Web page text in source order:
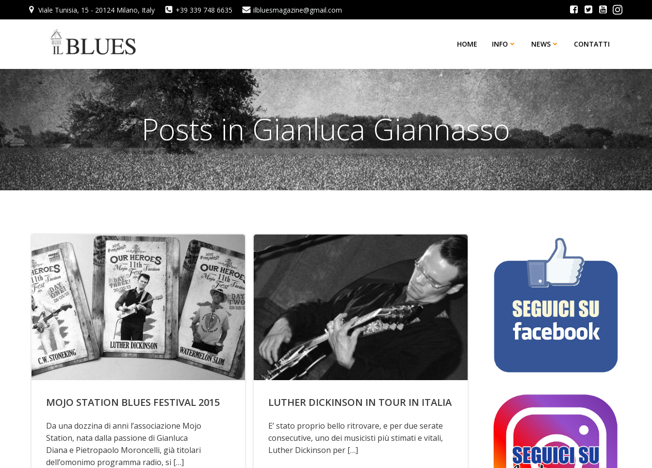
al
Viale Tunisia, 15 - 20124 Milano, Italy +39 339 748 6635 ilbluesmagazine@gmail.com
HOME INFO NEWS CONTATTI
Posts in Gianluca Giannasso
MOJO STATION BLUES FESTIVAL 2015
Da una dozzina di anni l’associazione Mojo
Station, nata dalla passione di Gianluca
Diana e Pietropaolo Moroncelli, già titolari
dell’omonimo programma radio, si […]
LUTHER DICKINSON IN TOUR IN ITALIA
E’ stato proprio bello ritrovare, e per due serate
consecutive, uno dei musicisti più stimati e vitali,
Luther Dickinson per […]